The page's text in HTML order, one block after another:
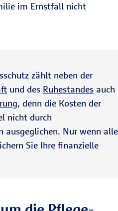
im Ernstfall nicht
zählt neben der
und des Ruhestandes auch
, denn die Kosten der
nicht durch
ausgeglichen. Nur wenn alle
Sie Ihre finanzielle